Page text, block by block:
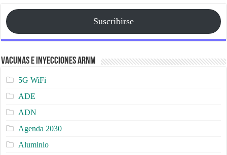
Suscribirse
Vacunas e Inyecciones ARNm
5G WiFi
ADE
ADN
Agenda 2030
Aluminio